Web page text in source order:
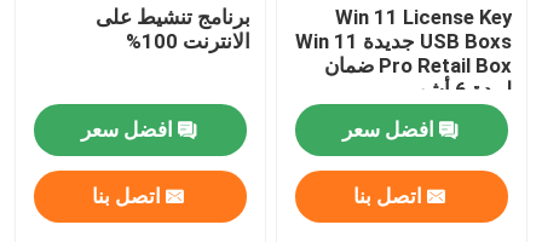
Win 11 License Key
USB Boxs جديدة Win 11
Pro Retail Box ضمان
لمدة 6 أشهر
افضل سعر
اتصل بنا
برنامج تنشيط على
الانترنت 100%
افضل سعر
اتصل بنا